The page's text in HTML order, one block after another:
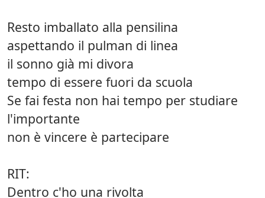
Resto imballato alla pensilina
aspettando il pulman di linea
il sonno già mi divora
tempo di essere fuori da scuola
Se fai festa non hai tempo per studiare
l'importante
non è vincere è partecipare
RIT:
Dentro c'ho una rivolta